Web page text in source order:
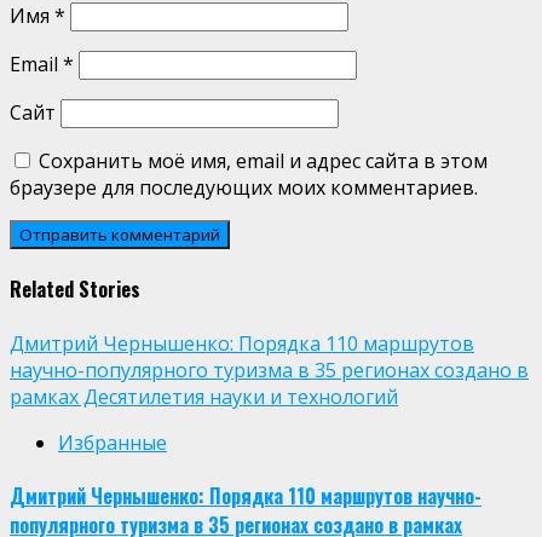
Имя *
Email *
Сайт
Сохранить моё имя, email и адрес сайта в этом
браузере для последующих моих комментариев.
Related Stories
Дмитрий Чернышенко: Порядка 110 маршрутов
научно-популярного туризма в 35 регионах создано в
рамках Десятилетия науки и технологий
Избранные
Дмитрий Чернышенко: Порядка 110 маршрутов научно-
популярного туризма в 35 регионах создано в рамках